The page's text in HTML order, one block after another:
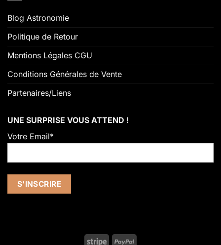
Blog Astronomie
Politique de Retour
Mentions Légales CGU
Conditions Générales de Vente
Partenaires/Liens
UNE SURPRISE VOUS ATTEND !
Votre Email*
Stripe PayPal